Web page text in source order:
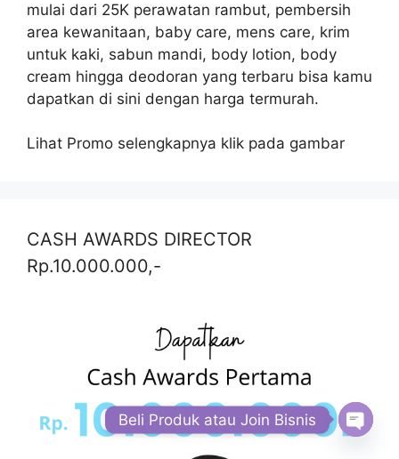
mulai dari 25K perawatan rambut, pembersih
area kewanitaan, baby care, mens care, krim
untuk kaki, sabun mandi, body lotion, body
cream hingga deodoran yang terbaru bisa kamu
dapatkan di sini dengan harga termurah.
Lihat Promo selengkapnya klik pada gambar
CASH AWARDS DIRECTOR
Rp.10.000.000,-
Beli Produk atau Join Bisnis